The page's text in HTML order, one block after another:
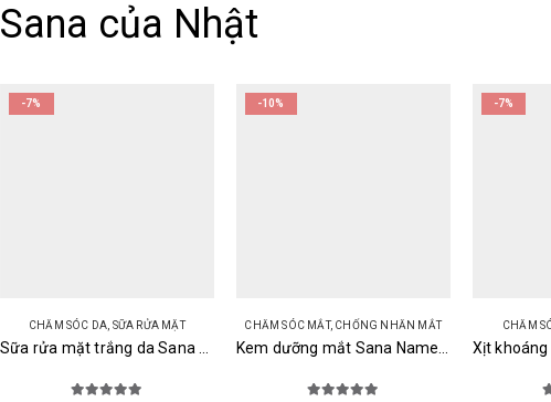
Sana của Nhật
-7%
CHĂM SÓC DA SỮA RỬA MẶT
-10%
CHĂM SÓC MẮT, CHỐNG NHĂN MẮT
-7%
CHĂM